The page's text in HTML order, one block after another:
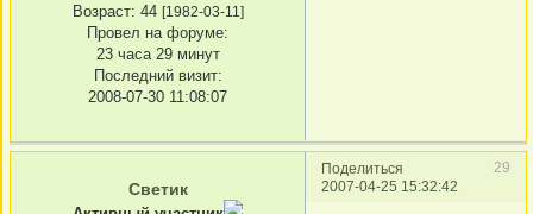
Возраст: 44 [1982-03-11]
Провел на форуме:
23 часа 29 минут
Последний визит:
2008-07-30 11:08:07
Поделиться
29
2007-04-25 15:32:42
Светик